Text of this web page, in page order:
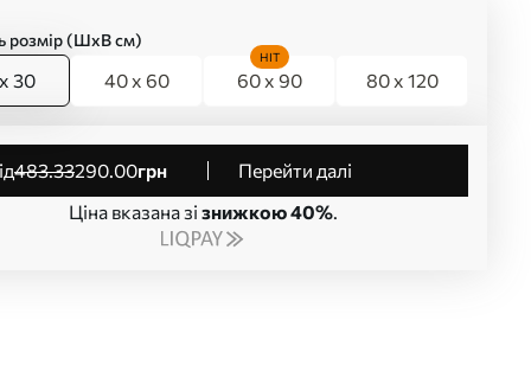
розмір (ШхВ см)
30 40 x 60 60 x 90
HIT
80 x 120
від483.33290.00грн
Перейти далі
Ціна вказана зі знижкою 40%.